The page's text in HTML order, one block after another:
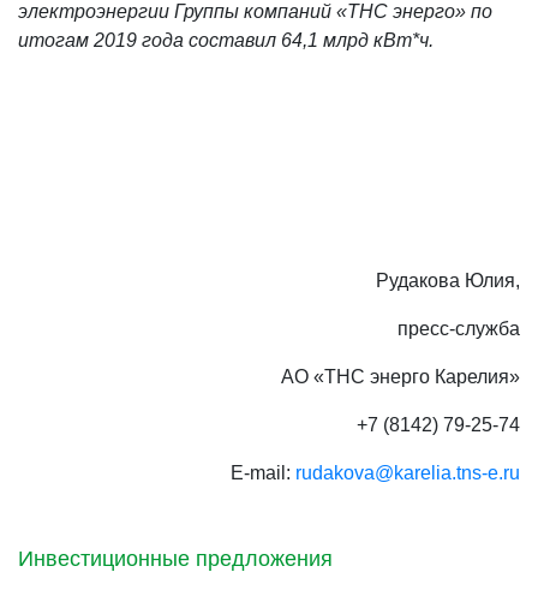
Инвестиционные предложения
электроэнергии Группы компаний «ТНС энерго» по
итогам 2019 года составил 64,1 млрд кВт*ч.
Рудакова Юлия,
пресс-служба
АО «ТНС энерго Карелия»
+7 (8142) 79-25-74
E-mail: rudakova@karelia.tns-e.ru